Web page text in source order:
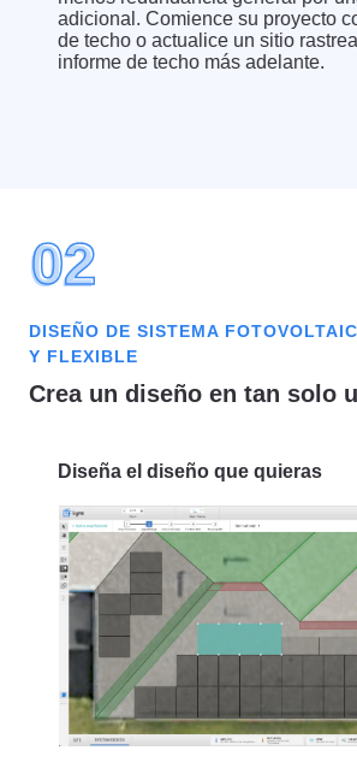
adicional. Comience su proyecto
de techo o actualice un sitio
informe de techo más adelante.
02
02
DISEÑO DE SISTEMA
Y FLEXIBLE
Crea un diseño en tan solo
Diseña el diseño que quieras